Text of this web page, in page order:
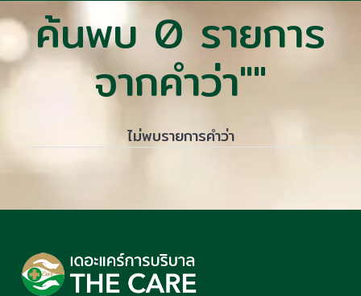
ค้นพบ 0 รายการ
จากคำว่า""
ไม่พบรายการคำว่า